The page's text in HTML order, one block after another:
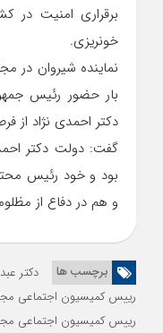
برقراری امنیت در
خونریزی.
نماینده شیروان در
بار حضور رئیس
دکتر احمدی نژاد از
گفت: دولت دکتر
بود و خود رئیس
و هم در دفاع از
برچسب ها دکتر
رییس کمیسیون اجتماعی
رییس کمیسیون اجتماعی